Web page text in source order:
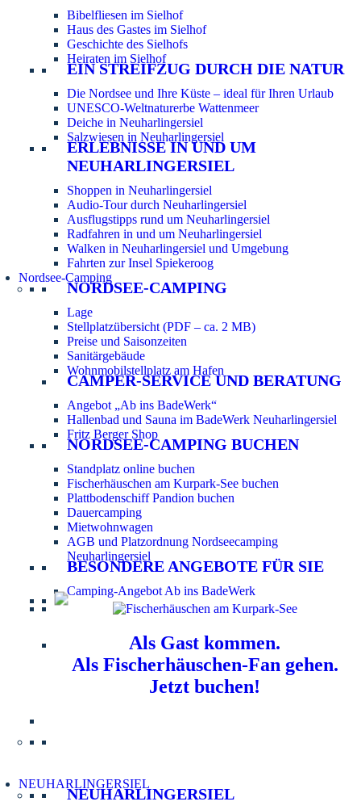
Bibelfliesen im Sielhof
Haus des Gastes im Sielhof
Geschichte des Sielhofs
Heiraten im Sielhof
EIN STREIFZUG DURCH DIE NATUR
Die Nordsee und Ihre Küste – ideal für Ihren Urlaub
UNESCO-Weltnaturerbe Wattenmeer
Deiche in Neuharlingersiel
Salzwiesen in Neuharlingersiel
ERLEBNISSE IN UND UM
NEUHARLINGERSIEL
Shoppen in Neuharlingersiel
Audio-Tour durch Neuharlingersiel
Ausflugstipps rund um Neuharlingersiel
Radfahren in und um Neuharlingersiel
Walken in Neuharlingersiel und Umgebung
Fahrten zur Insel Spiekeroog
Nordsee-Camping
NORDSEE-CAMPING
Lage
Stellplatzübersicht (PDF – ca. 2 MB)
Preise und Saisonzeiten
Sanitärgebäude
Wohnmobilstellplatz am Hafen
CAMPER-SERVICE UND BERATUNG
Angebot „Ab ins BadeWerk“
Hallenbad und Sauna im BadeWerk Neuharlingersiel
Fritz Berger Shop
NORDSEE-CAMPING BUCHEN
Standplatz online buchen
Fischerhäuschen am Kurpark-See buchen
Plattbodenschiff Pandion buchen
Dauercamping
Mietwohnwagen
AGB und Platzordnung Nordseecamping
Neuharlingersiel
BESONDERE ANGEBOTE FÜR SIE
Camping-Angebot Ab ins BadeWerk
Als Gast kommen.
Als Fischerhäuschen-Fan gehen.
Jetzt buchen!
NEUHARLINGERSIEL
NEUHARLINGERSIEL